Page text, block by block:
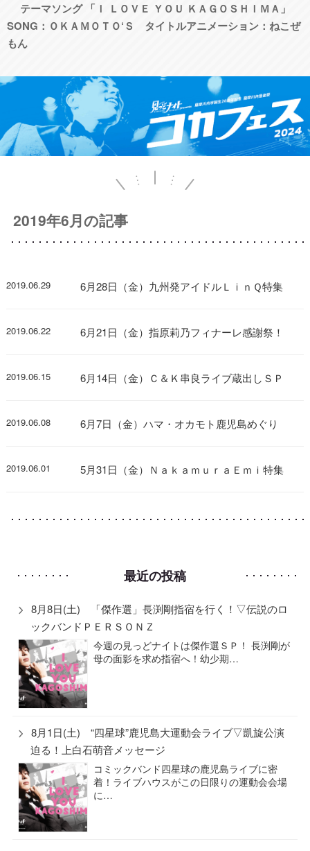
テーマソング 「Ｉ ＬＯＶＥ ＹＯＵ ＫＡＧＯＳＨＩＭＡ」
SONG：ＯＫＡＭＯＴＯ‘Ｓ タイトルアニメーション：ねこぜ
もん
2019年6月の記事
2019.06.29 6月28日（金）九州発アイドルＬｉｎＱ特集
2019.06.22 6月21日（金）指原莉乃フィナーレ感謝祭！
2019.06.15 6月14日（金）Ｃ＆Ｋ串良ライブ蔵出しＳＰ
2019.06.08 6月7日（金）ハマ・オカモト鹿児島めぐり
2019.06.01 5月31日（金）ＮａｋａｍｕｒａＥｍｉ特集
最近の投稿
8月8日(土) 「傑作選」長渕剛指宿を行く！▽伝説のロ
ックバンドＰＥＲＳＯＮＺ
今週の見っどナイトは傑作選ＳＰ！ 長渕剛が
母の面影を求め指宿へ！幼少期…
8月1日(土) “四星球”鹿児島大運動会ライブ▽凱旋公演
迫る！上白石萌音メッセージ
コミックバンド四星球の鹿児島ライブに密
着！ライブハウスがこの日限りの運動会会場
に…